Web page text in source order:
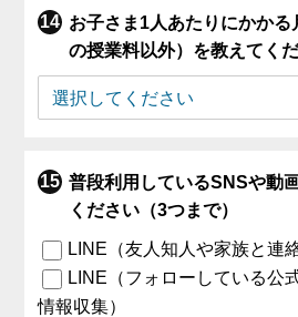
お子さま1人あたりにかか
の授業料以外）を教えてくだ
普段利用しているSNSや動
ください（3つまで）
LINE（友人知人や家族と連絡
LINE（フォローしている公
情報収集）